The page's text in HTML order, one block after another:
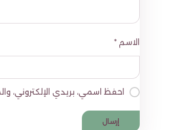
الاسم*
احفظ اسمي، بريدي الإلكتروني،